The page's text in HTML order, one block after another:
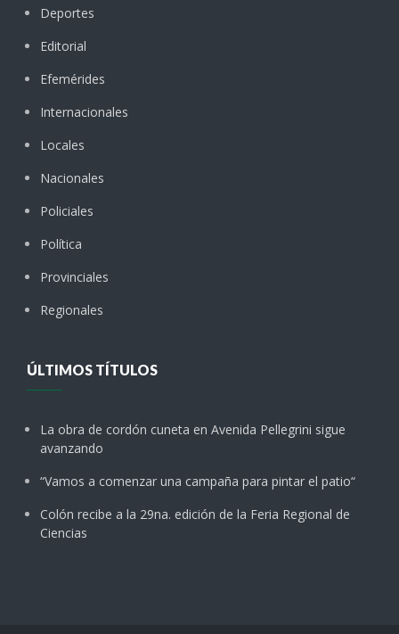
Deportes
Editorial
Efemérides
Internacionales
Locales
Nacionales
Policiales
Política
Provinciales
Regionales
ÚLTIMOS TÍTULOS
La obra de cordón cuneta en Avenida Pellegrini sigue
avanzando
“Vamos a comenzar una campaña para pintar el patio“
Colón recibe a la 29na. edición de la Feria Regional de
Ciencias